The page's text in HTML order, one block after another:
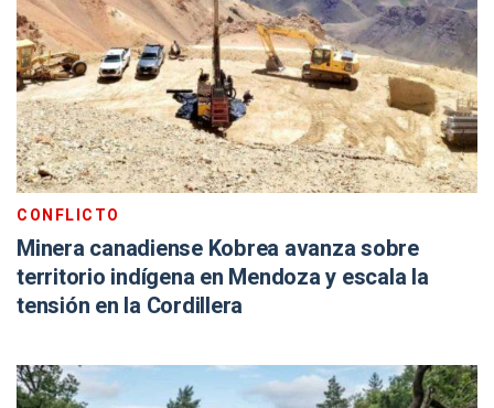
CONFLICTO
Minera canadiense Kobrea avanza sobre
territorio indígena en Mendoza y escala la
tensión en la Cordillera